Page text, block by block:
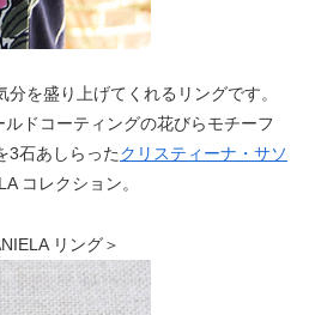
を盛り上げてくれるリングです。
ドコーティングの花びらモチーフ
3石あしらったクリスティーナ・サソ
コレクション。
リング＞